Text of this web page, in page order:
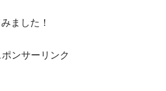
ました！
ポンサーリンク